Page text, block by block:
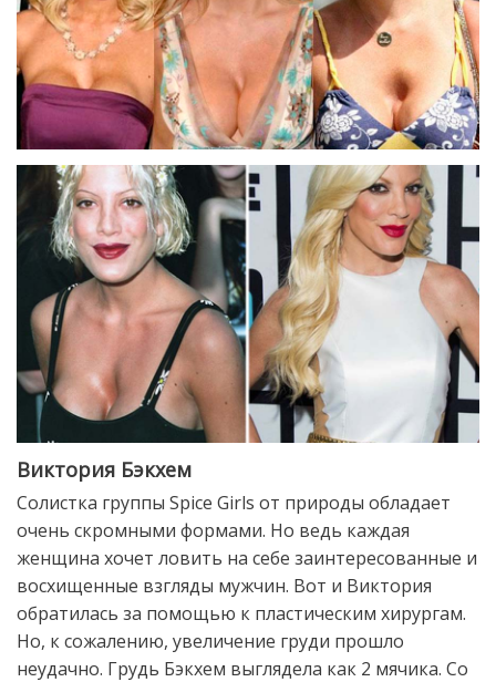
Виктория Бэкхем
Солистка группы Spice Girls от природы обладает
очень скромными формами. Но ведь каждая
женщина хочет ловить на себе заинтересованные и
восхищенные взгляды мужчин. Вот и Виктория
обратилась за помощью к пластическим хирургам.
Но, к сожалению, увеличение груди прошло
неудачно. Грудь Бэкхем выглядела как 2 мячика. Со